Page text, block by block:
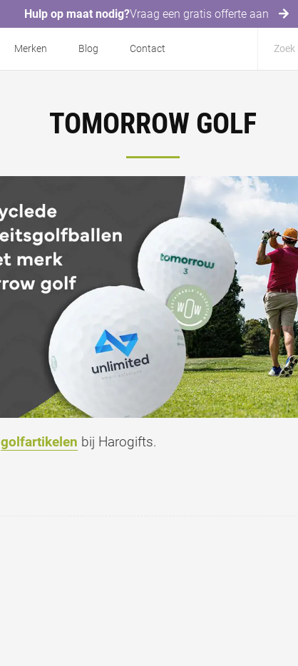
Hulp op maat nodig?Vraag een gratis offerte aan
Merken Blog Contact
TOMORROW GOLF
golfartikelen bij Harogifts.